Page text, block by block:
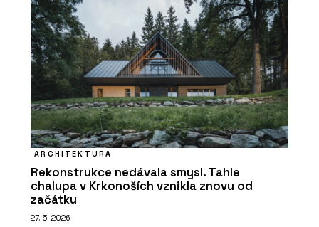
ARCHITEKTURA
Rekonstrukce nedávala smysl. Tahle
chalupa v Krkonoších vznikla znovu od
začátku
27. 5. 2026